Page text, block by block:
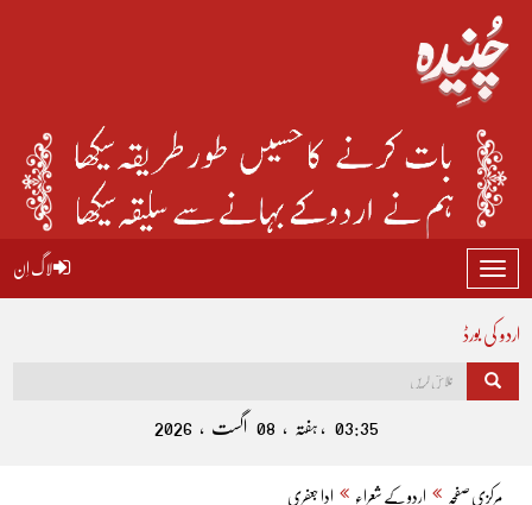
Toggle
اردو کی بورڈ
03:35 , ہفتہ , 08 اگست , 2026
مرکزی صفحہ اردو کے شعراء ادا جعفری